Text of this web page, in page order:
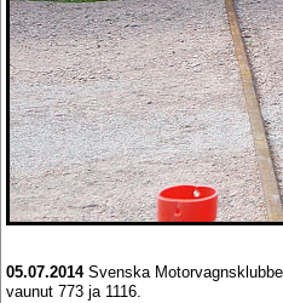
05.07.2014Svenska
vaunut 773 ja 1116.